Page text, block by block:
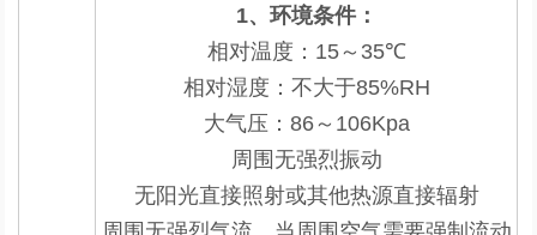
1、环境条件：
相对温度： 15～ 35℃
相对湿度：不大于85%RH
大气压： 86～ 106Kpa
周围无强烈振动
无阳光直接照射或其他热源直接辐射